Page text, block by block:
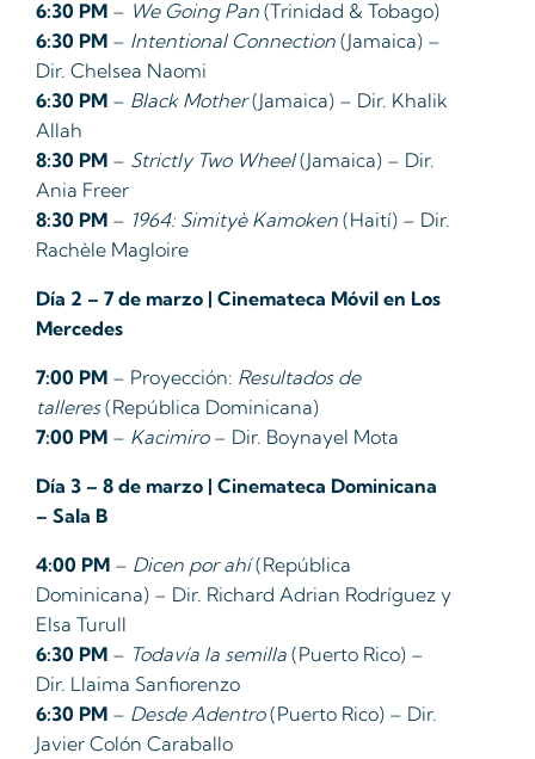
6:30 PM – We Going Pan (Trinidad & Tobago)
6:30 PM – Intentional Connection (Jamaica) –
Dir. Chelsea Naomi
6:30 PM – Black Mother(Jamaica) – Dir. Khalik
Allah
8:30 PM – Strictly Two Wheel(Jamaica) – Dir.
Ania Freer
8:30 PM – 1964: Simityè Kamoken (Haití) – Dir.
Rachèle Magloire
Día 2 – 7 de marzo | Cinemateca Móvil en Los
Mercedes
7:00 PM – Proyección: Resultados de
talleres(República Dominicana)
7:00 PM – Kacimiro– Dir. Boynayel Mota
Día 3 – 8 de marzo | Cinemateca Dominicana
– Sala B
4:00 PM – Dicen por ahí(República
Dominicana) – Dir. Richard Adrian Rodríguez y
Elsa Turull
6:30 PM – Todavía la semilla (Puerto Rico) –
Dir. Llaima Sanfiorenzo
6:30 PM – Desde Adentro(Puerto Rico) – Dir.
Javier Colón Caraballo